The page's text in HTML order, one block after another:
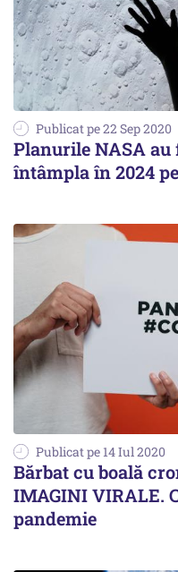
Publicat pe 22 Sep 2020
Planurile NASA au
întâmpla în 2024
Publicat pe 14 Iul 2020
Bărbat cu boală
IMAGINI VIRALE.
pandemie